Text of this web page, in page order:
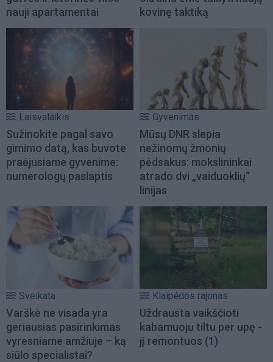
nauji apartamentai
kovinę taktiką
Laisvalaikis
Sužinokite pagal savo
gimimo datą, kas buvote
praėjusiame gyvenime:
numerologų paslaptis
Gyvenimas
Mūsų DNR slepia
nežinomų žmonių
pėdsakus: mokslininkai
atrado dvi „vaiduoklių“
linijas
Sveikata
Varškė ne visada yra
geriausias pasirinkimas
vyresniame amžiuje – ką
siūlo specialistai?
Klaipėdos rajonas
Uždrausta vaikščioti
kabamuoju tiltu per upę -
jį remontuos (1)